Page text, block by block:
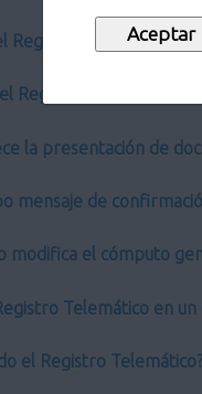
Registro Telemático de
Registro Telemático?
la presentación de
mensaje de
modifica el cómputo
Telemático en un
el Registro Telemático?